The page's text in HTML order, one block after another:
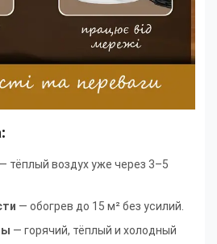
— тёплый воздух уже через 3–5
— обогрев до 15 м² без усилий.
— горячий, тёплый и холодный